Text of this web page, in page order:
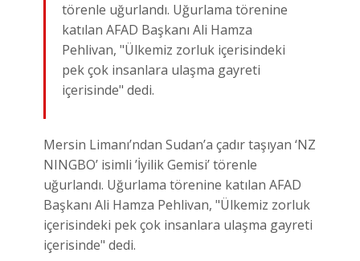
törenle uğurlandı. Uğurlama törenine
katılan AFAD Başkanı Ali Hamza
Pehlivan, "Ülkemiz zorluk içerisindeki
pek çok insanlara ulaşma gayreti
içerisinde" dedi.
Mersin Limanı’ndan Sudan’a çadır taşıyan ‘NZ
NINGBO’ isimli ’İyilik Gemisi’ törenle
uğurlandı. Uğurlama törenine katılan AFAD
Başkanı Ali Hamza Pehlivan, "Ülkemiz zorluk
içerisindeki pek çok insanlara ulaşma gayreti
içerisinde" dedi.